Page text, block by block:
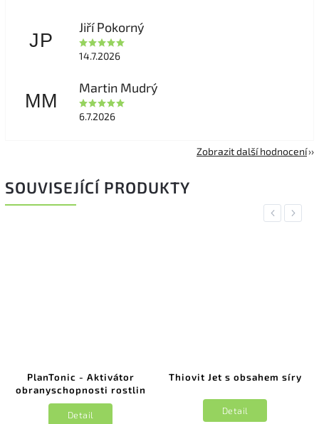
JP
Jiří Pokorný
14.7.2026
MM
Martin Mudrý
6.7.2026
Zobrazit další hodnocení
SOUVISEJÍCÍ PRODUKTY
Previous
PlanTonic - Aktivátor
obranyschopnosti rostlin
Detail
Thiovit Jet s obsahem síry
Detail
Next